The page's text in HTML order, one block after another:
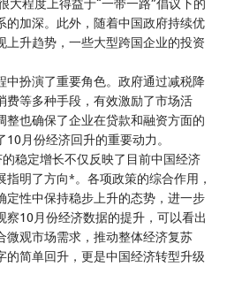
大程度上得益于“一带一路”倡议下的
的加深。此外，随着中国政府持续优
上升趋势，一些大型跨国企业的投资
中扮演了重要角色。政府通过减税降
费等多种手段，有效激励了市场活
整也确保了企业在贷款和融资方面的
月份经济回升的重要动力。
稳定增长不仅反映了目前中国经济
明了方向*。各项政策的综合作用，
定性中保持稳步上升的态势，进一步
察10月份经济数据的提升，可以看出
微观市场需求，推动整体经济复苏
的简单回升，更是中国经济转型升级